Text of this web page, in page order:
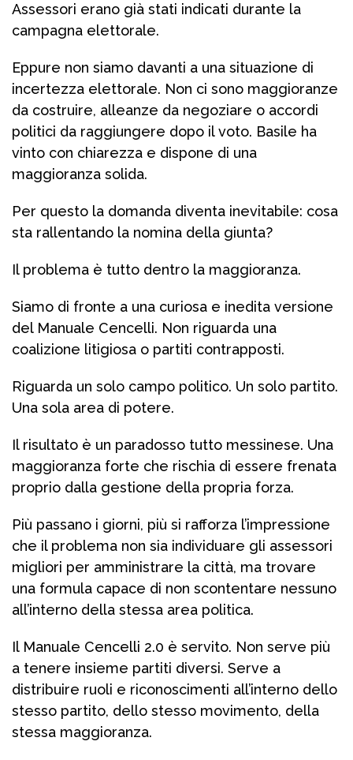
Assessori erano già stati indicati durante la
campagna elettorale.
Eppure non siamo davanti a una situazione di
incertezza elettorale. Non ci sono maggioranze
da costruire, alleanze da negoziare o accordi
politici da raggiungere dopo il voto. Basile ha
vinto con chiarezza e dispone di una
maggioranza solida.
Per questo la domanda diventa inevitabile: cosa
sta rallentando la nomina della giunta?
Il problema è tutto dentro la maggioranza.
Siamo di fronte a una curiosa e inedita versione
del Manuale Cencelli. Non riguarda una
coalizione litigiosa o partiti contrapposti.
Riguarda un solo campo politico. Un solo partito.
Una sola area di potere.
Il risultato è un paradosso tutto messinese. Una
maggioranza forte che rischia di essere frenata
proprio dalla gestione della propria forza.
Più passano i giorni, più si rafforza l’impressione
che il problema non sia individuare gli assessori
migliori per amministrare la città, ma trovare
una formula capace di non scontentare nessuno
all’interno della stessa area politica.
Il Manuale Cencelli 2.0 è servito. Non serve più
a tenere insieme partiti diversi. Serve a
distribuire ruoli e riconoscimenti all’interno dello
stesso partito, dello stesso movimento, della
stessa maggioranza.